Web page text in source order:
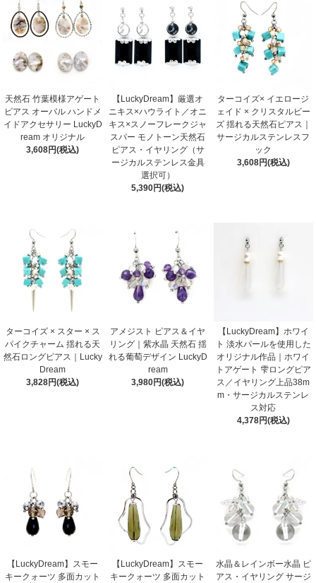
天然石 竹葉模様アゲート
ピアス オーバル ハンドメ
イドアクセサリー LuckyD
ream オリジナル
3,608円(税込)
【LuckyDream】厳選オ
ニキス×ハウライト／オニ
キス×スノーフレークジャ
スパー モノトーン天然石
ピアス・イヤリング（サ
ージカルステンレス金具
選択可）
5,390円(税込)
ターコイズ× イエロージ
ェイド × クリスタルビー
ズ 揺れる天然石ピアス｜
サージカルステンレスフ
ック
3,608円(税込)
ターコイズ × スター × ス
パイクチャーム 揺れる天
然石ロングピアス｜Lucky
Dream
3,828円(税込)
アメジスト ピアス＆イヤ
リング｜紫水晶 天然石 揺
れる葡萄デザイン LuckyD
ream
3,980円(税込)
【LuckyDream】ホワイ
ト 淡水パールを使用した
オリジナル作品｜ホワイ
トアゲート 雫ロングピア
ス／イヤリング上品38m
m・サージカルステンレ
ス対応
4,378円(税込)
【LuckyDream】スモー
キークォーツ 多面カット
【LuckyDream】スモー
キークォーツ 多面カット
水晶＆レインボー水晶 ピ
アス・イヤリング サージ